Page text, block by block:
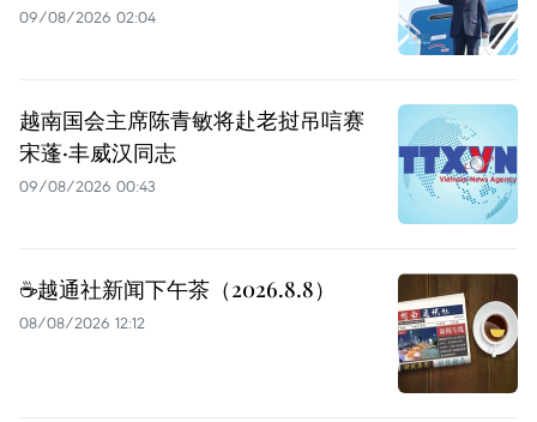
09/08/2026 02:04
越南国会主席陈青敏将赴老挝吊唁赛
宋蓬·丰威汉同志
09/08/2026 00:43
☕️越通社新闻下午茶（2026.8.8）
08/08/2026 12:12